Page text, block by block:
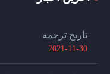
تاریخ ترجمه
2021-11-30